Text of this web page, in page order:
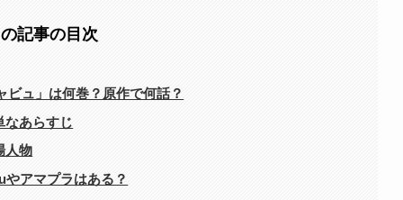
記事の目次
ュ」は何巻？原作で何話？
あらすじ
人物
アマプラはある？